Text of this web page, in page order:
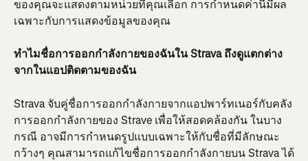
ของคุณจะแสดงตามหน่วยที่คุณเลือก การกำหนดค่านี้มีผล
เฉพาะกับการแสดงข้อมูลของคุณ
ทำไมชื่อการออกกำลังกายของฉันใน Strava ถึงดูแตกต่าง
จากในแอปติดตามของฉัน
Strava จับคู่ชื่อการออกกำลังกายจากแอปพาร์ทเนอร์กับคลัง
การออกกำลังกายของ Strave เพื่อให้สอดคล้องกัน ในบาง
กรณี อาจมีการกำหนดรูปแบบเฉพาะให้กับชื่อที่มีลักษณะ
กว้างๆ คุณสามารถแก้ไขชื่อการออกกำลังกายบน Strava ได้